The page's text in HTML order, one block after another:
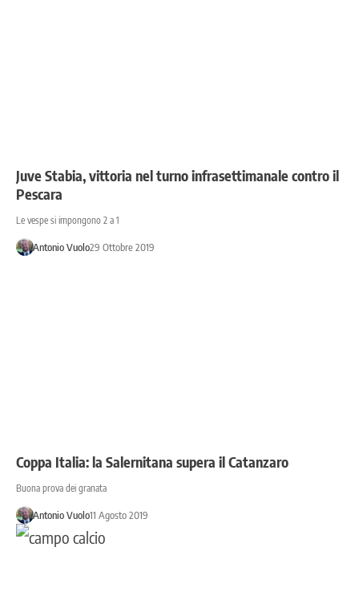
Juve Stabia, vittoria nel turno infrasettimanale contro il
Pescara
Le vespe si impongono 2 a 1
Antonio Vuolo29 Ottobre 2019
Coppa Italia: la Salernitana supera il Catanzaro
Buona prova dei granata
Antonio Vuolo11 Agosto 2019